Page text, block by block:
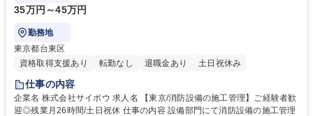
35万円～45万円
勤務地
東京都台東区
資格取得支援あり
転勤なし 退職金あり 土日祝休み
仕事の内容
企業名 株式会社サイボウ 求人名 【東京/消防設備の施工管理】ご経験者歓
迎◎残業月26時間/土日祝休 仕事の内容 設備部門にて消防設備の施工管理